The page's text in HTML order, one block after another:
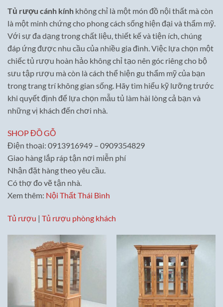
Tủ rượu cánh kính không chỉ là một món đồ nội thất mà còn
là một minh chứng cho phong cách sống hiện đại và thẩm mỹ.
Với sự đa dạng trong chất liệu, thiết kế và tiện ích, chúng
đáp ứng được nhu cầu của nhiều gia đình. Việc lựa chọn một
chiếc tủ rượu hoàn hảo không chỉ tạo nên góc riêng cho bộ
sưu tập rượu mà còn là cách thể hiện gu thẩm mỹ của bạn
trong trang trí không gian sống. Hãy tìm hiểu kỹ lưỡng trước
khi quyết định để lựa chọn mẫu tủ làm hài lòng cả bạn và
những vị khách đến chơi nhà.
SHOP ĐỒ GỖ
Điện thoại: 0913916949 – 0909354829
Giao hàng lắp ráp tận nơi miễn phí
Nhận đặt hàng theo yêu cầu.
Có thợ đo vẽ tận nhà.
Xem thêm: Nội Thất Thái Bình
Tủ rượu | Tủ rượu phòng khách